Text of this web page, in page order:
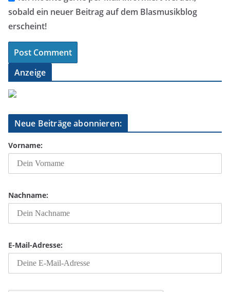
sobald ein neuer Beitrag auf dem Blasmusikblog
erscheint!
Anzeige
Neue Beiträge abonnieren:
Vorname:
Nachname:
E-Mail-Adresse: